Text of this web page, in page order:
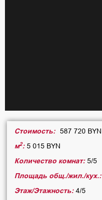
Стоимость: 587 720 BYN
м2:5 015 BYN
Количество комнат: 5/5
Площадь общ./жил./кух.:
Этаж/Этажность: 4/5